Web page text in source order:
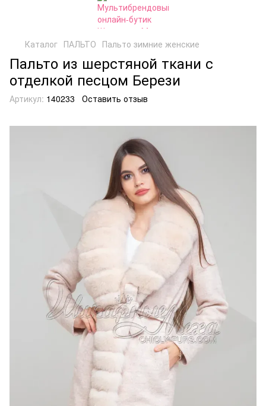
Каталог ПАЛЬТО Пальто зимние женские
Пальто из шерстяной ткани с
отделкой песцом Берези
Артикул: 140233 Оставить отзыв